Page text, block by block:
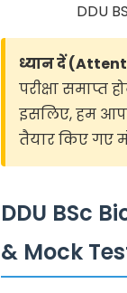
DDU
ध्यान दें
परीक्षा समाप्त
इसलिए, हम
तैयार किए गए
DDU BSc
& Mock